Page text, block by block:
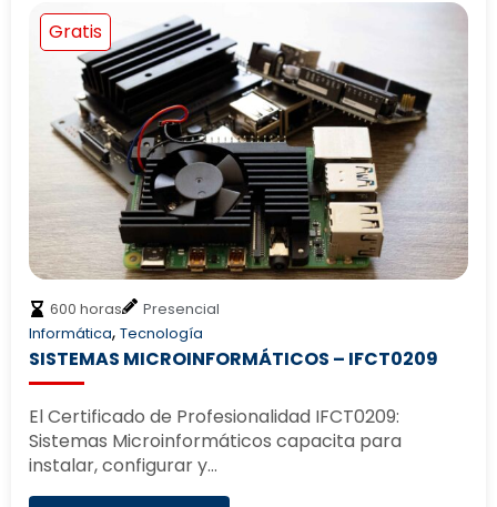
Gratis
600 horas
Presencial
Informática, Tecnología
SISTEMAS MICROINFORMÁTICOS – IFCT0209
El Certificado de Profesionalidad IFCT0209:
Sistemas Microinformáticos capacita para
instalar, configurar y…